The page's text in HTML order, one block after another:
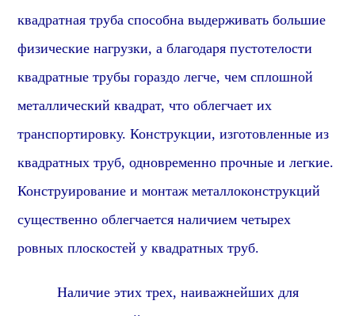
квадратная труба способна выдерживать большие
физические нагрузки, а благодаря пустотелости
квадратные трубы гораздо легче, чем сплошной
металлический квадрат, что облегчает их
транспортировку. Конструкции, изготовленные из
квадратных труб, одновременно прочные и легкие.
Конструирование и монтаж металлоконструкций
существенно облегчается наличием четырех
ровных плоскостей у квадратных труб.
Наличие этих трех, наиважнейших для